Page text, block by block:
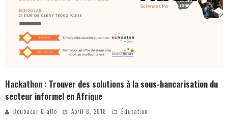
Hackathon : Trouver des solutions à la sous-bancarisation du
secteur informel en Afrique
Boubacar Diallo April 8, 2018 Éducation